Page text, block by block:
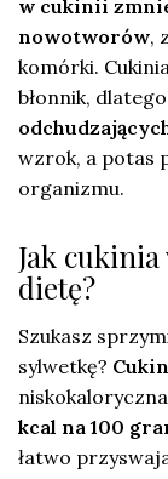
w cukinii
nowotworów,
komórki.
błonnik, dlatego
wzrok, a potas
organizmu.
Jak
dietę?
Szukasz
sylwetkę?
kcal na 100
łatwo